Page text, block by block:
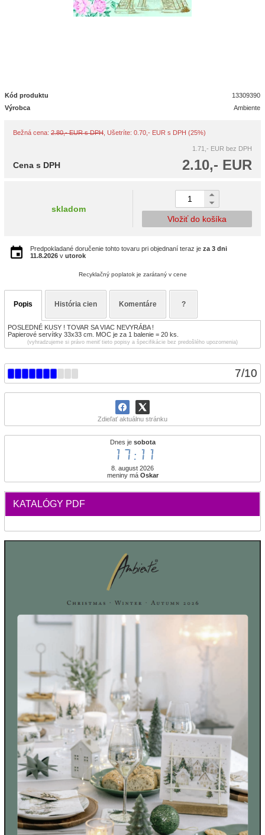
7/10
Zdieľať aktuálnu stránku
Dnes je sobota
17:11
8. august 2026
meniny má Oskar
KATALÓGY PDF
Kód produktu
13309390
Výrobca
Ambiente
Bežná cena: 2.80,- EUR s DPH , Ušetríte: 0.70,- EUR s DPH (25%)
1.71,- EUR bez DPH
2.10,- EUR
Cena s DPH
skladom
Vložiť do košíka
Predpokladané doručenie tohto tovaru pri objednaní teraz je za 3 dni
11.8.2026 v utorok
Recyklačný poplatok je zarátaný v cene
Popis História cien Komentáre ?
POSLEDNÉ KUSY ! TOVAR SA VIAC NEVYRÁBA !
Papierové servítky 33x33 cm. MOC je za 1 balenie = 20 ks.
(vyhradzujeme si právo meniť tieto popisy a špecifikácie bez predošlého upozornenia)